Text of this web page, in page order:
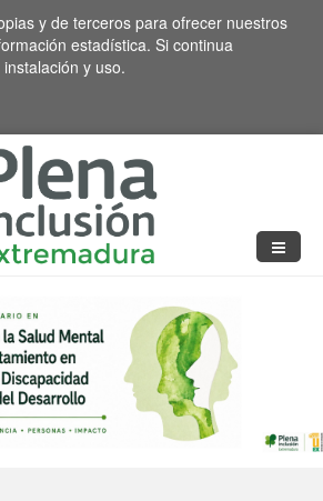
y de terceros para ofrecer nuestros
estadística. Si continua
y uso.